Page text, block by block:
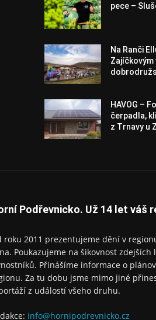
pece –
Na Ranči
HAVOG –
čerpadla,
z Trnavy u
Podřevnicko. Už 14 let váš
roku 2011 prezentujeme dění v
Poukazujeme na šikovnost
Přinášíme informace o
Za tu dobu jsme mimo jiné
z událostí všeho druhu.
info@hornipodrevnicko.cz